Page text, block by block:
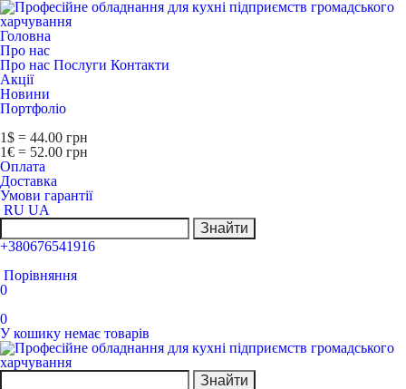
Головна
Про нас
Про нас Послуги Контакти
Акції
Новини
Портфоліо
1$ = 44.00 грн
1€ = 52.00 грн
Оплата
Доставка
Умови гарантії
RU UA
Знайти
+380676541916
Порівняння
0
0
У кошику немає товарів
Знайти